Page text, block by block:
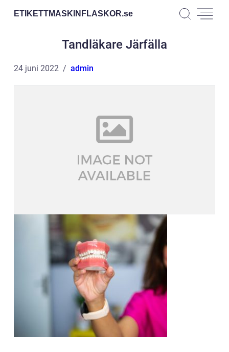
ETIKETTMASKINFLASKOR.se
Tandläkare Järfälla
24 juni 2022 admin